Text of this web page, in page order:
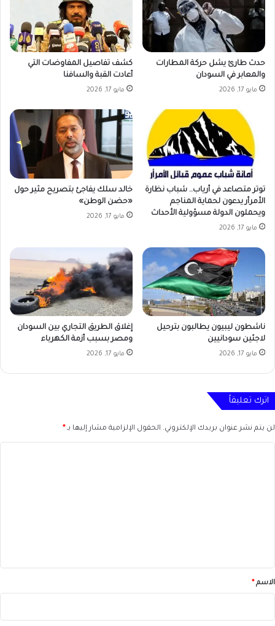
حدث طارئ يشل حركة المطارات
والمعابر في السودان
مايو 17, 2026
كشف تفاصيل المفاوضات التي
أعادت القبة والسافنا
مايو 17, 2026
توتر متصاعد في أرياب.. شباب نظارة
الأمرأر يدعون لحماية المناجم
ويحملون الدولة مسؤولية الأحداث
مايو 17, 2026
خالد سلك يفاجئ بتصريح مثير حول
«حضن الوطن»
مايو 17, 2026
ناشطون ليبيون يطالبون بترحيل
لاجئين سودانيين
مايو 17, 2026
إغلاق الطريق التجاري بين السودان
ومصر بسبب أزمة الكهرباء
مايو 17, 2026
اترك تعليقاً
لن يتم نشر عنوان بريدك الإلكتروني. الحقول الإلزامية مشار إليها بـ *
*الاسم *